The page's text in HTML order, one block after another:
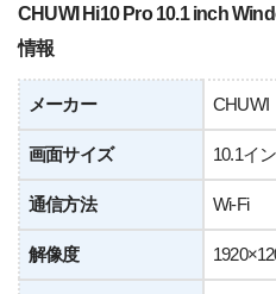
CHUWI Hi10 Pro 10.1 inch
情報
メーカー CHUWI
画面サイズ 10.1イ
通信方法 Wi-Fi
解像度